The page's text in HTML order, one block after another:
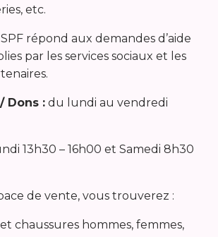
etc.
répond aux demandes d’aide
par les services sociaux et les
Dons : du lundi au vendredi
13h30 – 16h00 et Samedi 8h30
de vente, vous trouverez :
chaussures hommes, femmes,